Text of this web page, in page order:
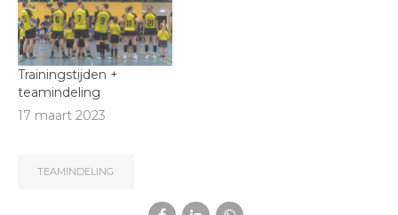
Trainingstijden +
teamindeling
17 maart 2023
TEAMINDELING